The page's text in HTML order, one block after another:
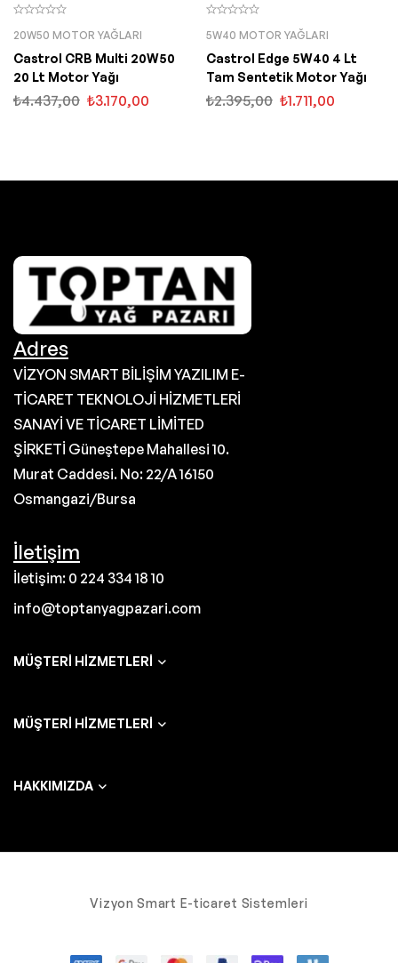
20W50 MOTOR YAĞLARI
Castrol CRB Multi 20W50
20 Lt Motor Yağı
₺4.437,00 ₺3.170,00
5W40 MOTOR YAĞLARI
Castrol Edge 5W40 4 Lt
Tam Sentetik Motor Yağı
₺2.395,00 ₺1.711,00
Adres
VİZYON SMART BİLİŞİM YAZILIM E-
TİCARET TEKNOLOJİ HİZMETLERİ
SANAYİ VE TİCARET LİMİTED
ŞİRKETİ Güneştepe Mahallesi 10.
Murat Caddesi. No: 22/A 16150
Osmangazi/Bursa
İletişim
İletişim: 0 224 334 18 10
info@toptanyagpazari.com
MÜŞTERI HIZMETLERI
MÜŞTERI HIZMETLERI
HAKKIMIZDA
Vizyon Smart E-ticaret Sistemleri